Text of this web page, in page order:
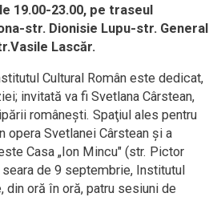
19.00-23.00, pe traseul
str. Dionisie Lupu-str. General
Lascăr.
Cultural Român este dedicat,
invitată va fi Svetlana Cârstean,
româneşti. Spaţiul ales pentru
opera Svetlanei Cârstean şi a
Casa „Ion Mincu" (str. Pictor
seara de 9 septembrie, Institutul
din oră în oră, patru sesiuni de